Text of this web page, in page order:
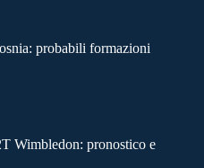
probabili formazioni
Wimbledon: pronostico e